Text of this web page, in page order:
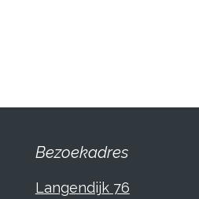
Bezoekadres
Langendijk 76